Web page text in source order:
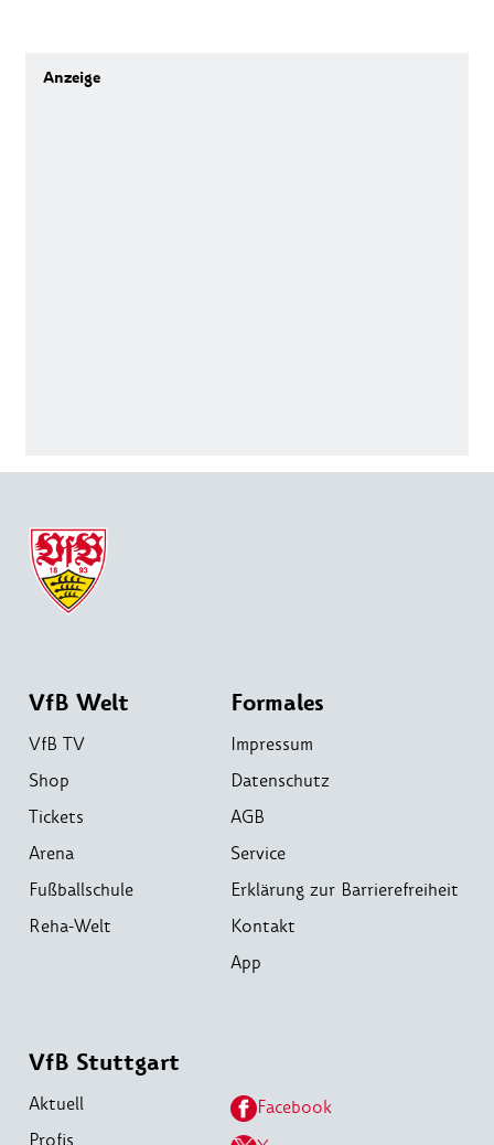
VfB Welt
VfB TV
Shop
Tickets
Arena
Fußballschule
Reha-Welt
Formales
Impressum
Datenschutz
AGB
Service
Erklärung zur Barrierefreiheit
Kontakt
App
VfB Stuttgart
Aktuell
Profis
Facebook